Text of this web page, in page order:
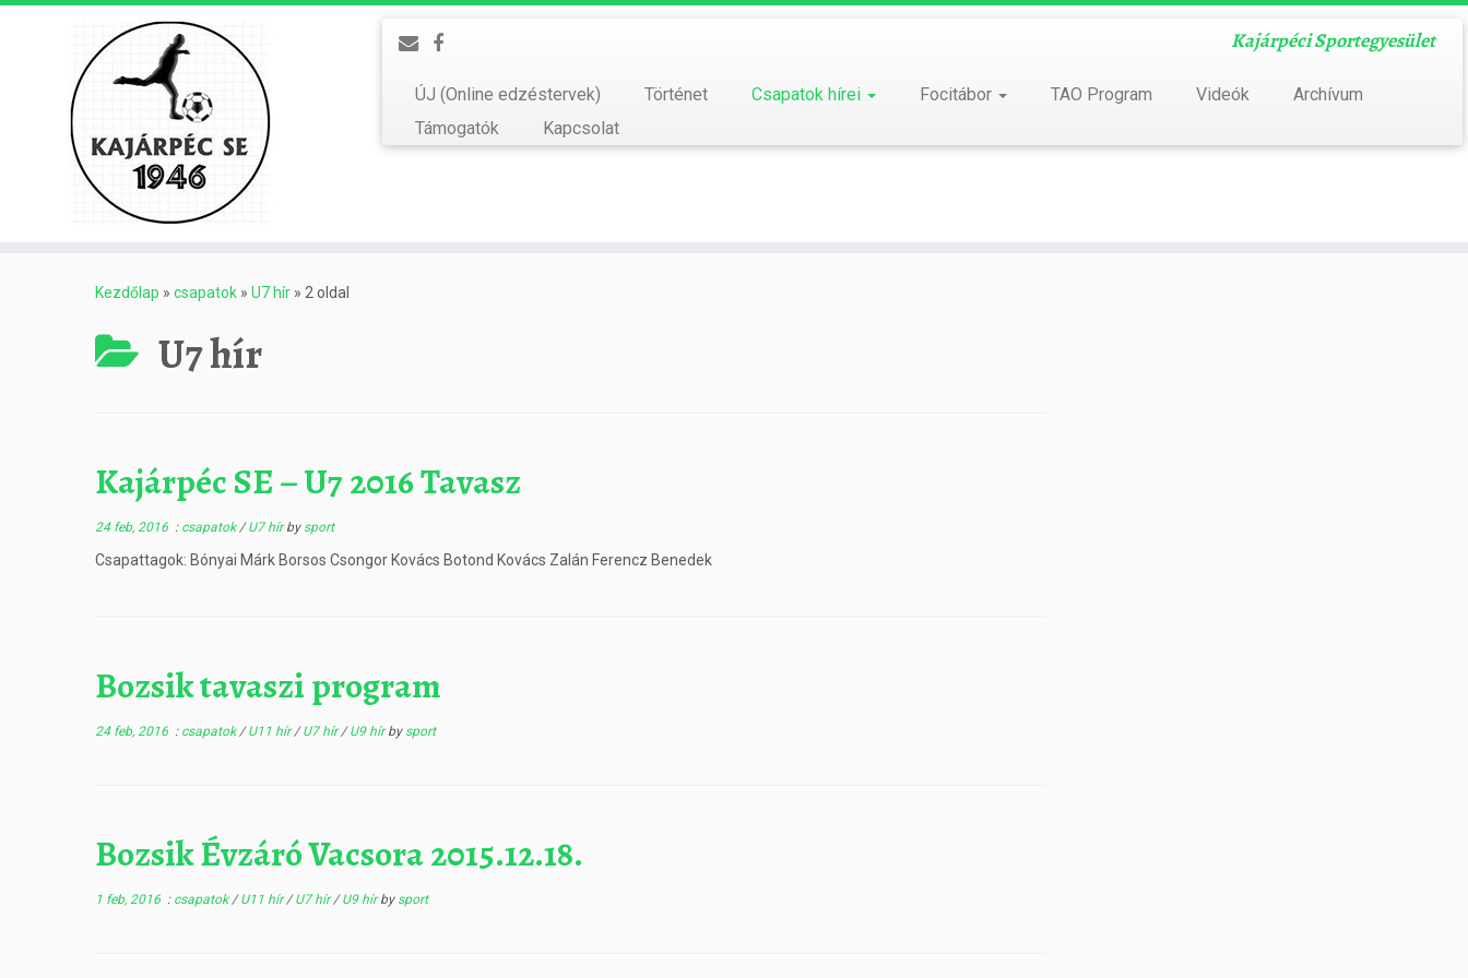
Kajárpéci Sportegyesület
ÚJ (Online edzéstervek) Történet Csapatok hírei Focitábor TAO Program Videók
Archívum
Támogatók
Kapcsolat
Kezdőlap » csapatok » U7 hír » 2 oldal
U7 hír
Kajárpéc SE – U7 2016 Tavasz
24 feb, 2016 : csapatok/U7 hírby sport
Csapattagok: Bónyai Márk Borsos Csongor Kovács Botond Kovács Zalán Ferencz Benedek
Bozsik tavaszi program
24 feb, 2016 : csapatok/U11 hír/U7 hír/U9 hírby sport
Bozsik Évzáró Vacsora 2015.12.18.
1 feb, 2016 : csapatok/U11 hír/U7 hír/U9 hírby sport